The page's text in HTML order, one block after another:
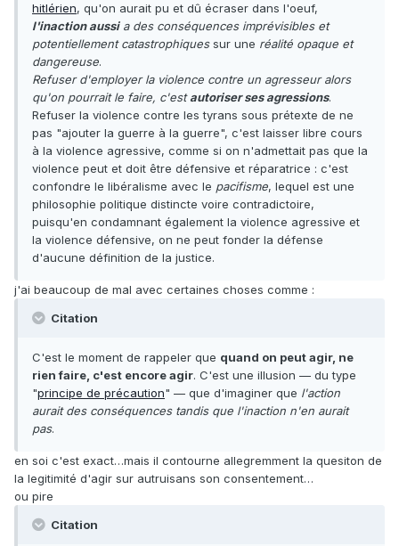
hitlérien, qu'on aurait pu et dû écraser dans l'oeuf,
l'inaction aussia des conséquences imprévisibles et
potentiellement catastrophiquessur une réalité opaque et
dangereuse.
Refuser d'employer la violence contre un agresseur alors
qu'on pourrait le faire, c'estautoriser ses agressions.
Refuser la violence contre les tyrans sous prétexte de ne
pas "ajouter la guerre à la guerre", c'est laisser libre cours
à la violence agressive, comme si on n'admettait pas que la
violence peut et doit être défensive et réparatrice : c'est
confondre le libéralisme avec le pacifisme, lequel est une
philosophie politique distincte voire contradictoire,
puisqu'en condamnant également la violence agressive et
la violence défensive, on ne peut fonder la défense
d'aucune définition de la justice.
j'ai beaucoup de mal avec certaines choses comme :
Citation
C'est le moment de rappeler que quand on peut agir, ne
rien faire, c'est encore agir. C'est une illusion — du type
"principe de précaution" — que d'imaginer que l'action
aurait des conséquences tandis que l'inaction n'en aurait
pas.
en soi c'est exact…mais il contourne allegremment la quesiton de
la legitimité d'agir sur autruisans son consentement…
ou pire
Citation